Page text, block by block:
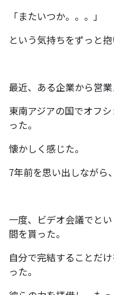
「またいつか。。。」
という気持ちをずっと抱
最近、ある企業から営業
東南アジアの国でオフ
った。
懐かしく感じた。
7年前を思い出しながら
一度、ビデオ会議でと
間を貰った。
自分で完結することだ
った。